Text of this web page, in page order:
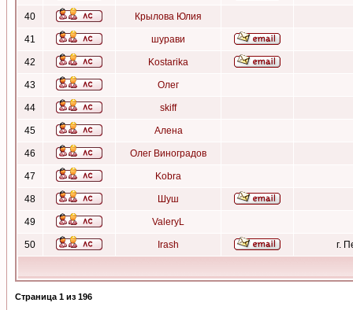
40 Крылова Юлия
41 шурави
42 Kostarika
43 Олег
44 skiff
45 Алена
46 Олег Виноградов
47 Kobra
48 Шуш
49 ValeryL
50 Irash г.
Страница 1 из 196